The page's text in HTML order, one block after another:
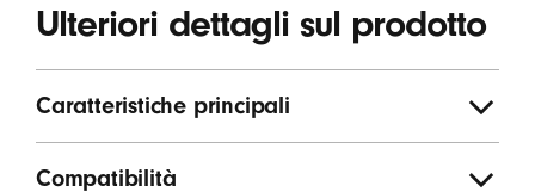
Ulteriori dettagli sul prodotto
Caratteristiche principali
Compatibilità